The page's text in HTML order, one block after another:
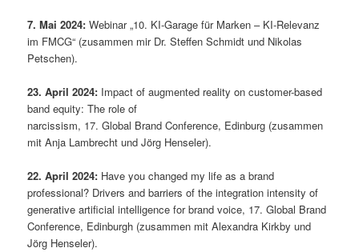
7. Mai 2024: Webinar „10. KI-Garage für Marken – KI-Relevanz
im FMCG“ (zusammen mir Dr. Steffen Schmidt und Nikolas
Petschen).
23. April 2024: Impact of augmented reality on customer-based
band equity: The role of
narcissism, 17. Global Brand Conference, Edinburg (zusammen
mit Anja Lambrecht und Jörg Henseler).
22. April 2024: Have you changed my life as a brand
professional? Drivers and barriers of the integration intensity of
generative artificial intelligence for brand voice, 17. Global Brand
Conference, Edinburgh (zusammen mit Alexandra Kirkby und
Jörg Henseler).